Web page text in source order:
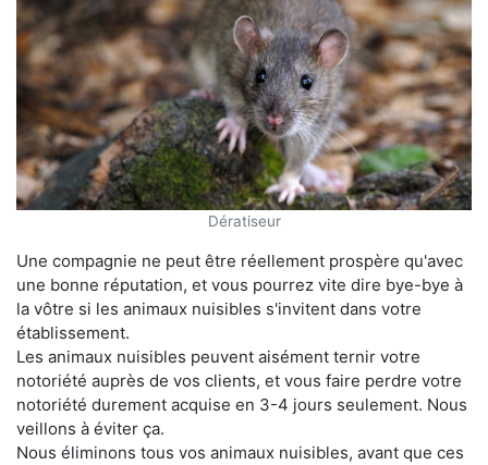
Dératiseur
Une compagnie ne peut être réellement prospère qu'avec
une bonne réputation, et vous pourrez vite dire bye-bye à
la vôtre si les animaux nuisibles s'invitent dans votre
établissement.
Les animaux nuisibles peuvent aisément ternir votre
notoriété auprès de vos clients, et vous faire perdre votre
notoriété durement acquise en 3-4 jours seulement. Nous
veillons à éviter ça.
Nous éliminons tous vos animaux nuisibles, avant que ces